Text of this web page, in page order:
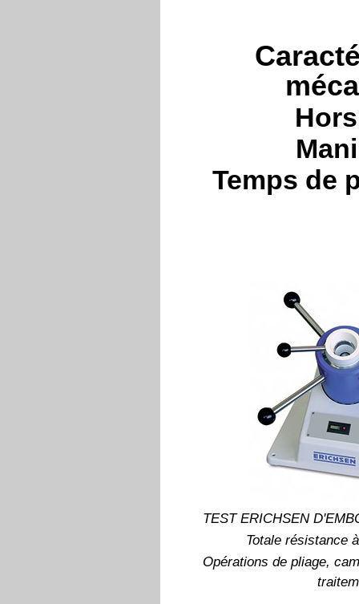
Temps de
TEST ERICHSEN
Totale résistance
Opérations de pliage,